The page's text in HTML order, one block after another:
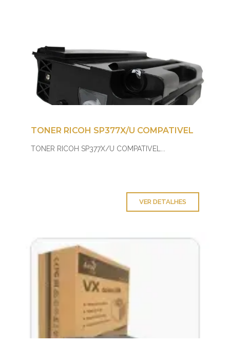
TONER RICOH SP377X/U COMPATIVEL
TONER RICOH SP377X/U COMPATIVEL...
VER DETALHES